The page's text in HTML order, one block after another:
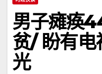
男子瘫痪
贫/ 盼有电
光